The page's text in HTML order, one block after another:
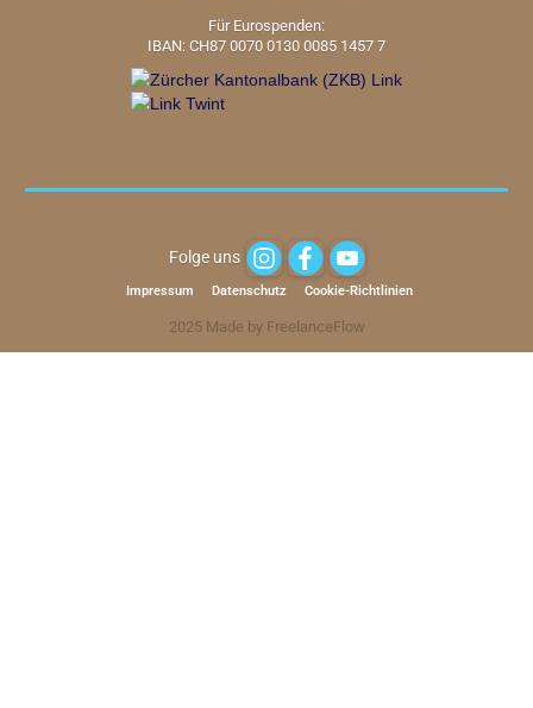
Für Eurospenden:
IBAN: CH87 0070 0130 0085 1457 7
2025 Made by FreelanceFlow
Impressum Datenschutz Cookie-Richtlinien
Folge uns